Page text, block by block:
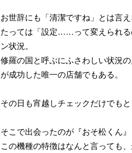
お世辞にも「清潔ですね」とは言
たっては「設定……って変えられる
ン状況。
修羅の国と呼ぶにふさわしい状況
が成功した唯一の店舗でもある。
その日も宵越しチェックだけでも
そこで出会ったのが『おそ松くん』
この機種の特徴はなんと言っても